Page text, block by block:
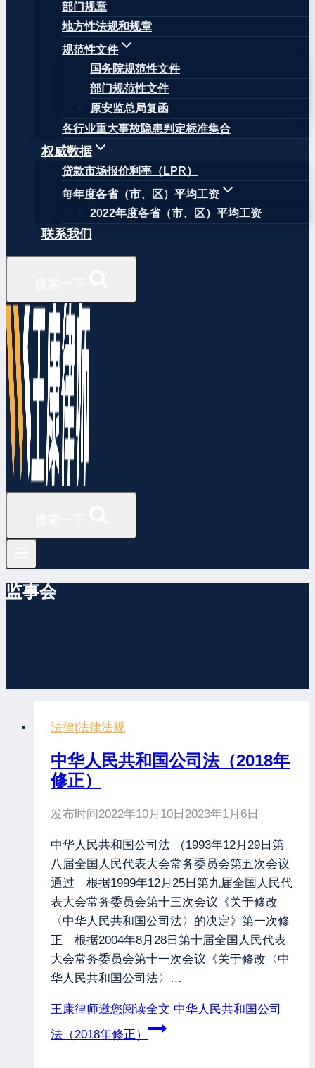
部门规章
地方性法规和规章
规范性文件
国务院规范性文件
部门规范性文件
原安监总局复函
各行业重大事故隐患判定标准集合
权威数据
贷款市场报价利率（LPR）
每年度各省（市、区）平均工资
2022年度各省（市、区）平均工资
联系我们
监事会
法律|法律法规
中华人民共和国公司法（2018年
修正）
发布时间2022年10月10日 2023年1月6日
中华人民共和国公司法 （1993年12月29日第
八届全国人民代表大会常务委员会第五次会议
通过 根据1999年12月25日第九届全国人民代
表大会常务委员会第十三次会议《关于修改
〈中华人民共和国公司法〉的决定》第一次修
正 根据2004年8月28日第十届全国人民代表
大会常务委员会第十一次会议《关于修改〈中
华人民共和国公司法〉…
王康律师邀您阅读全文 中华人民共和国公司
法（2018年修正）